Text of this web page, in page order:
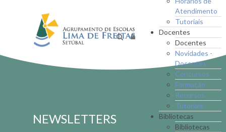
Atendimento
Tutoriais
Docentes
Docentes
Novidades -
Docentes
Concursos
Formação
Recursos
Tutoriais
Bibliotecas
Bibliotecas
NEWSLETTERS